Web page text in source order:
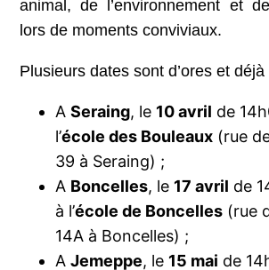
animal, de l’environnement et
lors de moments conviviaux.
Plusieurs dates sont d’ores et
A Seraing, le 10 avril de
l’école des Bouleaux (rue
39 à Seraing) ;
A Boncelles, le 17 avril de
à l’école de Boncelles (rue
14A à Boncelles) ;
A Jemeppe, le 15 mai de